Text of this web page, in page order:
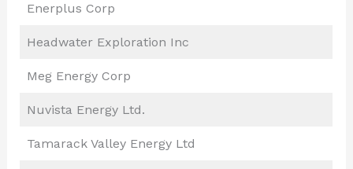
Enerplus Corp
Headwater Exploration Inc
Meg Energy Corp
Nuvista Energy Ltd.
Tamarack Valley Energy Ltd